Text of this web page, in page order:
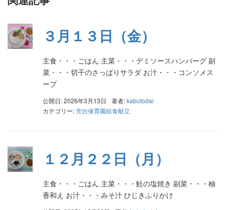
３月１３日（金）
主食・・・ごはん 主菜・・・デミソースハンバーグ 副
菜・・・切干のさっぱりサラダ お汁・・・コンソメス
ープ
公開日: 2026年3月13日 著者:kabutodai
カテゴリー: 兜台保育園給食献立
１２月２２日（月）
主食・・・ごはん 主菜・・・鮭の塩焼き 副菜・・・柚
香和え お汁・・・みそ汁 ひじきふりかけ